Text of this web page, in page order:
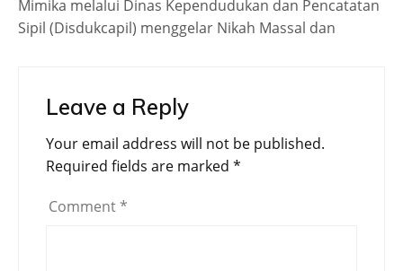
Mimika melalui Dinas Kependudukan dan Pencatatan
Sipil (Disdukcapil) menggelar Nikah Massal dan
Leave a Reply
Your email address will not be published.
Required fields are marked *
Comment *